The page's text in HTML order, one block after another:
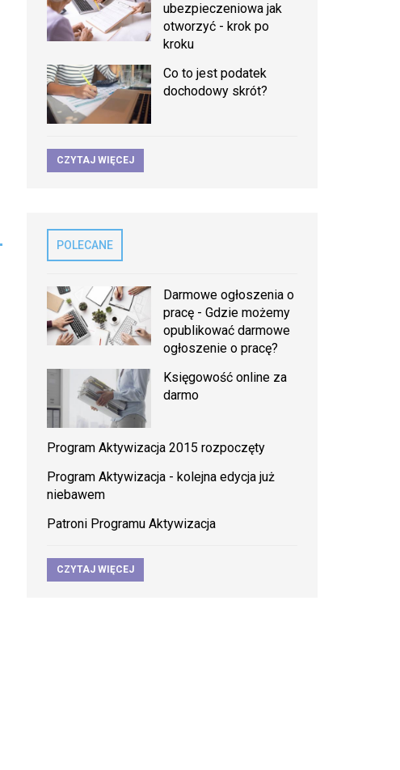
ubezpieczeniowa jak
otworzyć - krok po
kroku
Co to jest podatek
dochodowy skrót?
CZYTAJ WIĘCEJ
POLECANE
Darmowe ogłoszenia o
pracę - Gdzie możemy
opublikować darmowe
ogłoszenie o pracę?
Księgowość online za
darmo
Program Aktywizacja 2015 rozpoczęty
Program Aktywizacja - kolejna edycja już
niebawem
Patroni Programu Aktywizacja
CZYTAJ WIĘCEJ